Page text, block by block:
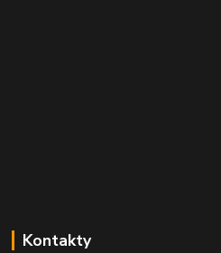
Kontakty